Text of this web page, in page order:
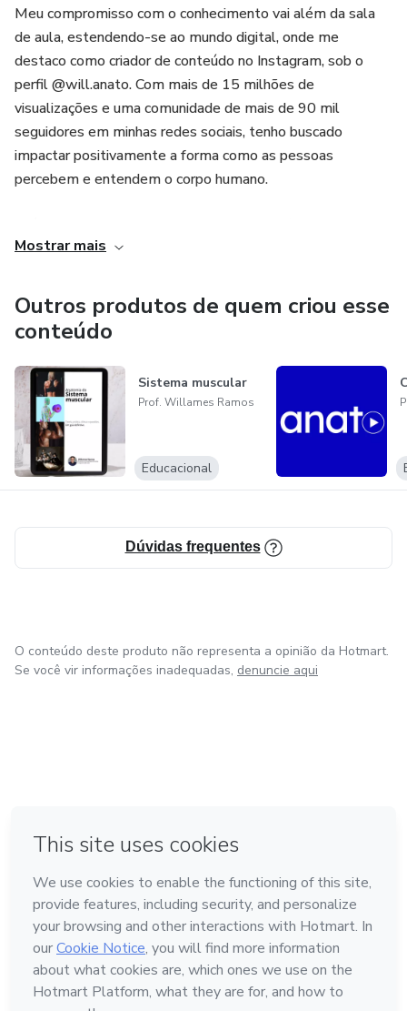
Ideal para estudantes e profissionais de saúde que buscam
uma abordagem prática e eficaz para o estudo do sistema
circulatório.
Meu compromisso com o conhecimento vai além da sala
de aula, estendendo-se ao mundo digital, onde me
destaco como criador de conteúdo no Instagram, sob o
perfil @will.anato. Com mais de 15 milhões de
visualizações e uma comunidade de mais de 90 mil
seguidores em minhas redes sociais, tenho buscado
impactar positivamente a forma como as pessoas
percebem e entendem o corpo humano.
digital, também sou um acadêmico de medicina em
busco constantemente ampliar meus horizontes e
aprofundar meus conhecimentos.
Mostrar mais
Outros produtos de quem criou esse
conteúdo
Sistema muscular
Prof. Willames Ramos
Educacional
Dúvidas frequentes
O conteúdo deste produto não representa a opinião da Hotmart.
Se você vir informações inadequadas, denuncie aqui
Feito com ❤ em Bogotá
Conheça a Hotmart
Idioma